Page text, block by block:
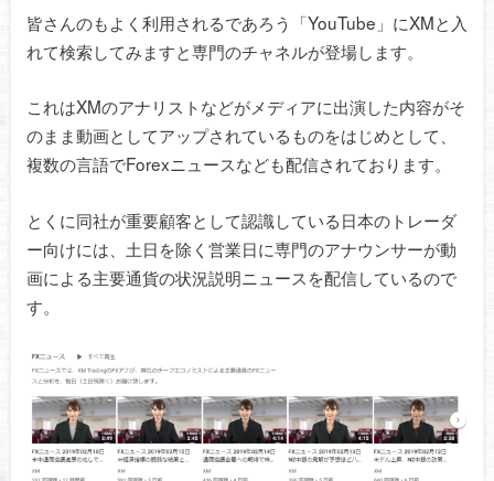
皆さんのもよく利用されるであろう「YouTube」にXMと入
れて検索してみますと専門のチャネルが登場します。
これはXMのアナリストなどがメディアに出演した内容がそ
のまま動画としてアップされているものをはじめとして、
複数の言語でForexニュースなども配信されております。
とくに同社が重要顧客として認識している日本のトレーダ
ー向けには、土日を除く営業日に専門のアナウンサーが動
画による主要通貨の状況説明ニュースを配信しているので
す。